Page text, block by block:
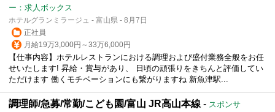
ー：求人ボックス
ホテルグランミラージュ - 富山県 - 8月7日
正社員
月給19万3,000円～33万6,000円
【仕事内容】ホテルレストランにおける調理および盛付業務全般をお任
せいたします! 昇給・賞与があり、 日頃の頑張りをきちんと評価してい
ただけます 働くモチベーションにも繋がりますね 新魚津駅...
調理師/急募/常勤/こども園/富山 JR高山本線 - スポンサ